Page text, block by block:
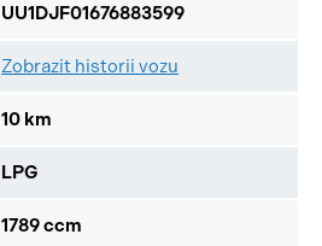
UU1DJF01676883599
Zobrazit historii vozu
10 km
LPG
1789 ccm